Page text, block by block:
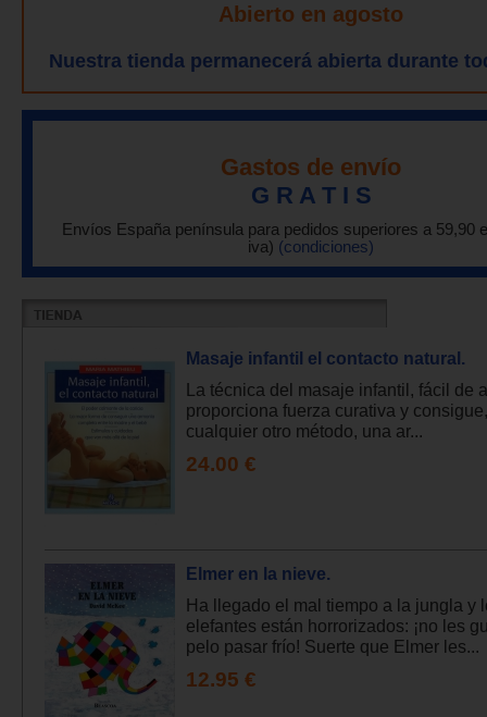
Abierto en agosto
Nuestra tienda permanecerá abierta durante
Gastos de envío
G R A T I S
Envíos España península para pedidos superiores a 59,90
iva) (condiciones)
Masaje infantil el contacto natural.
La técnica del masaje infantil, fácil de
proporciona fuerza curativa y
cualquier otro método, una ar...
24.00 €
Elmer en la nieve.
Ha llegado el mal tiempo a la jungla y
elefantes están horrorizados: ¡no les
pelo pasar frío! Suerte que Elmer les...
12.95 €